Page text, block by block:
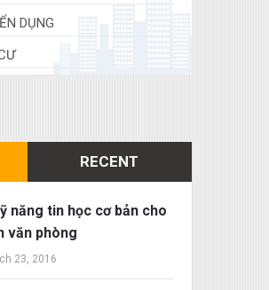
DỤNG
RECENT
năng tin học cơ bản cho
văn phòng
23, 2016